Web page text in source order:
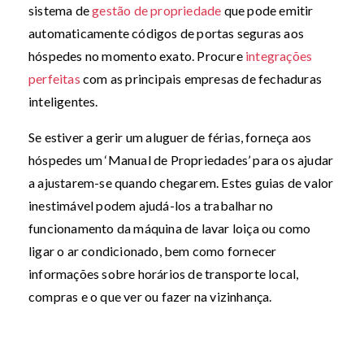
sistema degestão de propriedade que pode emitir
automaticamente códigos de portas seguras aos
hóspedes no momento exato. Procure integrações
perfeitas com as principais empresas de fechaduras
inteligentes.
Se estiver a gerir um aluguer de férias, forneça aos
hóspedes um ‘Manual de Propriedades’ para os ajudar
a ajustarem-se quando chegarem. Estes guias de valor
inestimável podem ajudá-los a trabalhar no
funcionamento da máquina de lavar loiça ou como
ligar o ar condicionado, bem como fornecer
informações sobre horários de transporte local,
compras e o que ver ou fazer na vizinhança.